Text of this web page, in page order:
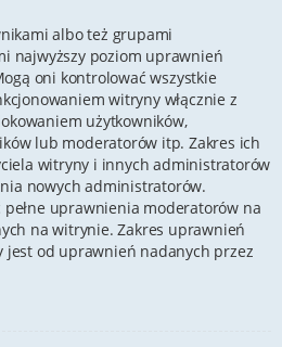
albo też grupami
najwyższy poziom uprawnień
oni kontrolować wszystkie
witryny włącznie z
użytkowników,
lub moderatorów itp. Zakres ich
witryny i innych administratorów
nowych administratorów.
uprawnienia moderatorów na
na witrynie. Zakres uprawnień
jest od uprawnień nadanych przez